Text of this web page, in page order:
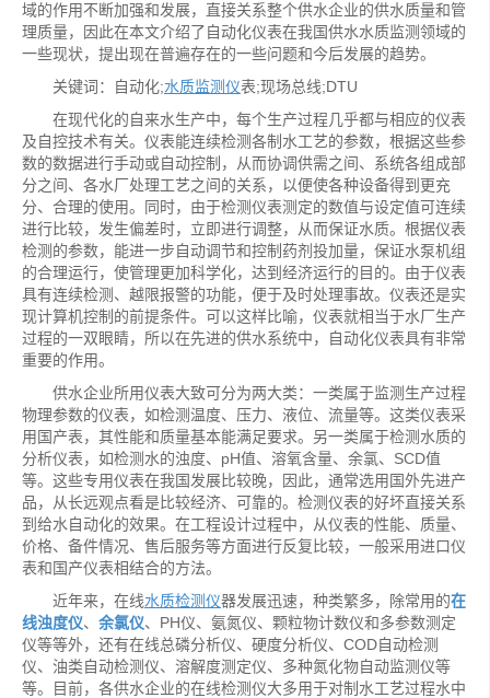
域的作用不断加强和发展，直接关系整个供水企业的供水质量和管
理质量，因此在本文介绍了自动化仪表在我国供水水质监测领域的
一些现状，提出现在普遍存在的一些问题和今后发展的趋势。
关键词：自动化;水质监测仪表;现场总线;DTU
在现代化的自来水生产中，每个生产过程几乎都与相应的仪表
及自控技术有关。仪表能连续检测各制水工艺的参数，根据这些参
数的数据进行手动或自动控制，从而协调供需之间、系统各组成部
分之间、各水厂处理工艺之间的关系，以便使各种设备得到更充
分、合理的使用。同时，由于检测仪表测定的数值与设定值可连续
进行比较，发生偏差时，立即进行调整，从而保证水质。根据仪表
检测的参数，能进一步自动调节和控制药剂投加量，保证水泵机组
的合理运行，使管理更加科学化，达到经济运行的目的。由于仪表
具有连续检测、越限报警的功能，便于及时处理事故。仪表还是实
现计算机控制的前提条件。可以这样比喻，仪表就相当于水厂生产
过程的一双眼睛，所以在先进的供水系统中，自动化仪表具有非常
重要的作用。
供水企业所用仪表大致可分为两大类：一类属于监测生产过程
物理参数的仪表，如检测温度、压力、液位、流量等。这类仪表采
用国产表，其性能和质量基本能满足要求。另一类属于检测水质的
分析仪表，如检测水的浊度、pH值、溶氧含量、余氯、SCD值
等。这些专用仪表在我国发展比较晚，因此，通常选用国外先进产
品，从长远观点看是比较经济、可靠的。检测仪表的好坏直接关系
到给水自动化的效果。在工程设计过程中，从仪表的性能、质量、
价格、备件情况、售后服务等方面进行反复比较，一般采用进口仪
表和国产仪表相结合的方法。
近年来，在线水质检测仪器发展迅速，种类繁多，除常用的在
线浊度仪、 余氯仪、PH仪、氨氮仪、颗粒物计数仪和多参数测定
仪等等外，还有在线总磷分析仪、硬度分析仪、COD自动检测
仪、油类自动检测仪、溶解度测定仪、多种氮化物自动监测仪等
等。目前，各供水企业的在线检测仪大多用于对制水工艺过程水中